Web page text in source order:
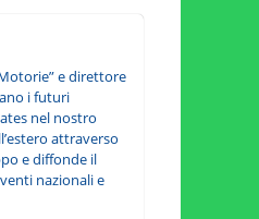
e direttore
i futuri
nel nostro
attraverso
e diffonde il
nazionali e